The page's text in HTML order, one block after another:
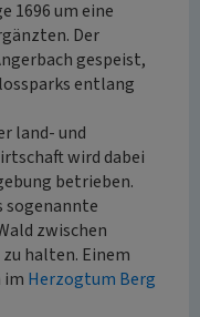
1696 um eine
Der
gespeist,
entlang
land- und
wird dabei
betrieben.
sogenannte
zwischen
halten. Einem
im Herzogtum Berg